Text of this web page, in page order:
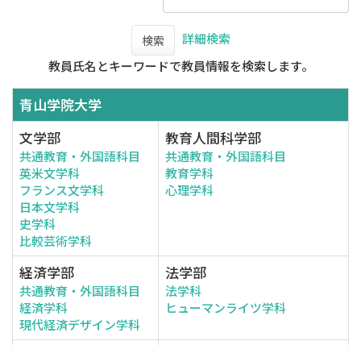
検索
詳細検索
教員氏名とキーワードで教員情報を検索します。
青山学院大学
文学部
共通教育・外国語科目
英米文学科
フランス文学科
日本文学科
史学科
比較芸術学科
教育人間科学部
共通教育・外国語科目
教育学科
心理学科
経済学部
共通教育・外国語科目
経済学科
現代経済デザイン学科
法学部
法学科
ヒューマンライツ学科